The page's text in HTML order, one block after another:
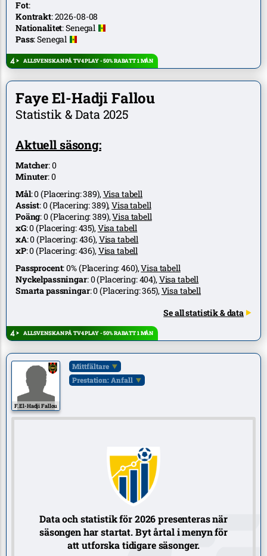
Fot:
Kontrakt:2026-08-08
Nationalitet:Senegal
Pass:Senegal
ALLSVENSKAN PÅ TV4 PLAY - 50% RABATT 1 MÅN
Faye El-Hadji Fallou
Statistik & Data 2025
Aktuell säsong:
Matcher:0
Minuter:0
Mål:0(Placering:389),Visa tabell
Assist:0(Placering:389),Visa tabell
Poäng:0(Placering:389),Visa tabell
xG:0(Placering:435),Visa tabell
xA:0(Placering:436),Visa tabell
xP:0(Placering:436),Visa tabell
Passprocent:0%(Placering:460),Visa tabell
Nyckelpassningar:0(Placering:404),Visa tabell
Smarta passningar:0(Placering:365),Visa tabell
Se all statistik & data
ALLSVENSKAN PÅ TV4 PLAY - 50% RABATT 1 MÅN
F. El-Hadji Fallou
Mittfältare
Prestation: Anfall
Data och statistik för 2026 presenteras när
säsongen har startat. Byt årtal i menyn för
att utforska tidigare säsonger.